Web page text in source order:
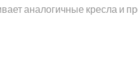
аналогичные кресла и